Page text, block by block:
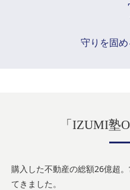
守りを固
「IZUMI塾
購入した不動産の総額26億超
てきました。